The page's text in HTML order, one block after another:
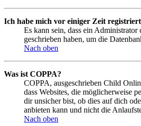
Ich habe mich vor einiger Zeit
Es kann sein, dass ein
geschrieben haben, um die
Nach oben
Was ist COPPA?
COPPA, ausgeschrieben Child
dass Websites, die möglicherweise
dir unsicher bist, ob dies auf dich
anbieten kann und nicht die
Nach oben